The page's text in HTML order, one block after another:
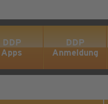
DDP
Apps
DDP
Anmeldung